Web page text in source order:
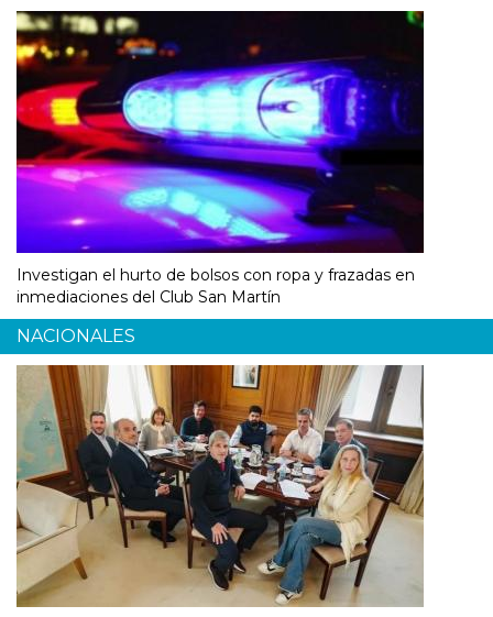
Investigan el hurto de bolsos con ropa y frazadas en
inmediaciones del Club San Martín
NACIONALES